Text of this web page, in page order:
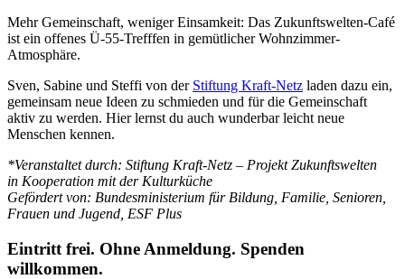
Mehr Gemeinschaft, weniger Einsamkeit: Das Zukunftswelten-Café
ist ein offenes Ü-55-Trefffen in gemütlicher Wohnzimmer-
Atmosphäre.
Sven, Sabine und Steffi von der Stiftung Kraft-Netz laden dazu ein,
gemeinsam neue Ideen zu schmieden und für die Gemeinschaft
aktiv zu werden. Hier lernst du auch wunderbar leicht neue
Menschen kennen.
*Veranstaltet durch: Stiftung Kraft-Netz – Projekt Zukunftswelten
in Kooperation mit der Kulturküche
Gefördert von: Bundesministerium für Bildung, Familie, Senioren,
Frauen und Jugend, ESF Plus
Eintritt frei. Ohne Anmeldung. Spenden
willkommen.